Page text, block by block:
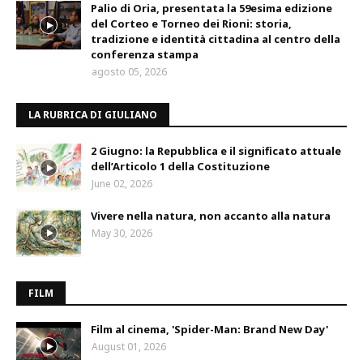
Palio di Oria, presentata la 59esima edizione
del Corteo e Torneo dei Rioni: storia,
tradizione e identità cittadina al centro della
conferenza stampa
agosto 05, 2026
LA RUBRICA DI GIULIANO
2 Giugno: la Repubblica e il significato attuale
dell’Articolo 1 della Costituzione
June 02, 2026
Vivere nella natura, non accanto alla natura
May 30, 2026
FILM
Film al cinema, 'Spider-Man: Brand New Day'
August 01, 2026